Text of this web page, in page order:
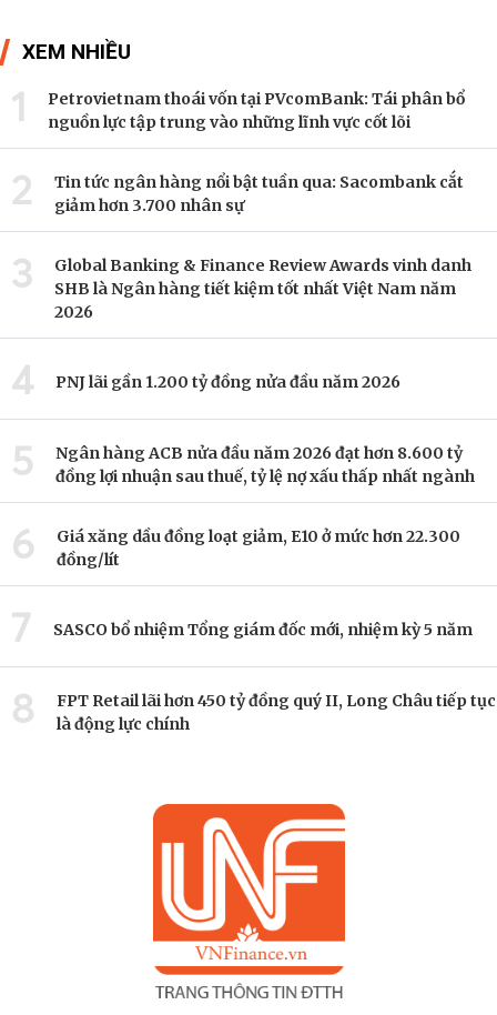
XEM NHIỀU
1
Petrovietnam thoái vốn tại PVcomBank: Tái phân bổ
nguồn lực tập trung vào những lĩnh vực cốt lõi
2
Tin tức ngân hàng nổi bật tuần qua: Sacombank cắt
giảm hơn 3.700 nhân sự
3
Global Banking & Finance Review Awards vinh danh
SHB là Ngân hàng tiết kiệm tốt nhất Việt Nam năm
2026
4 PNJ lãi gần 1.200 tỷ đồng nửa đầu năm 2026
5
Ngân hàng ACB nửa đầu năm 2026 đạt hơn 8.600 tỷ
đồng lợi nhuận sau thuế, tỷ lệ nợ xấu thấp nhất ngành
6
Giá xăng dầu đồng loạt giảm, E10 ở mức hơn 22.300
đồng/lít
7 SASCO bổ nhiệm Tổng giám đốc mới, nhiệm kỳ 5 năm
8
FPT Retail lãi hơn 450 tỷ đồng quý II, Long Châu tiếp tục
là động lực chính